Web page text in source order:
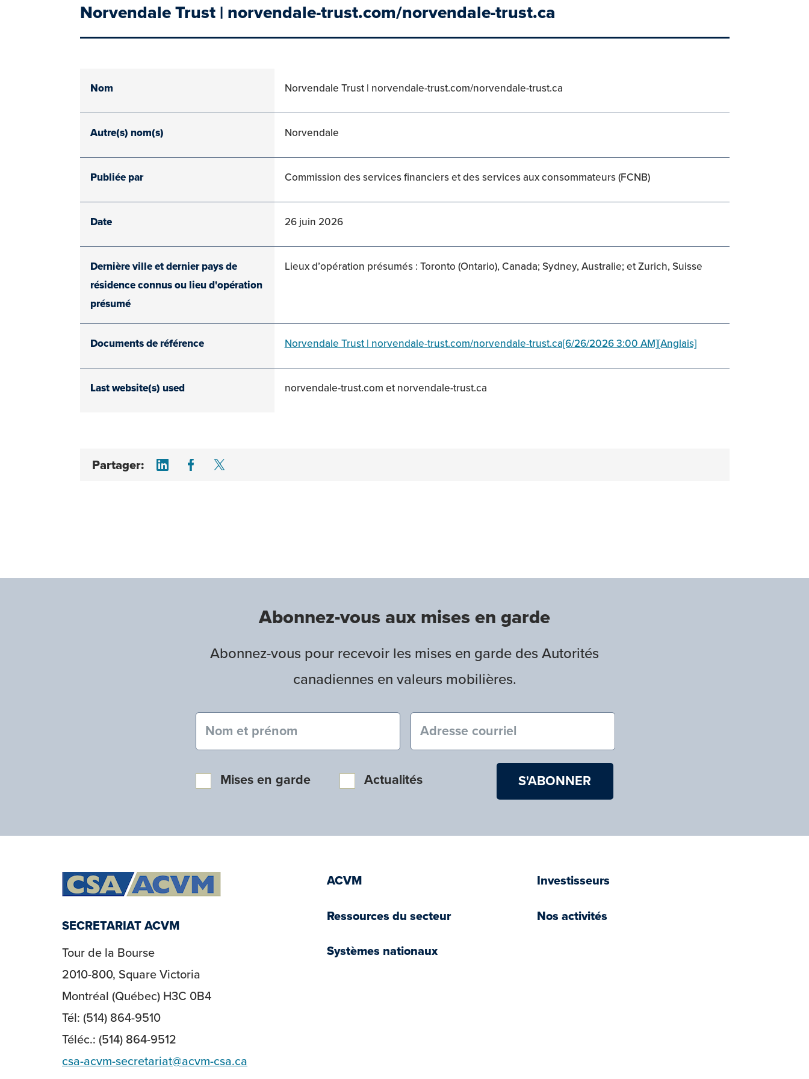
Norvendale Trust | norvendale-trust.com/norvendale-trust.ca
Nom Norvendale Trust | norvendale-trust.com/norvendale-trust.ca
Autre(s) nom(s) Norvendale
Publiée par Commission des services financiers et des services aux consommateurs (FCNB)
Date 26 juin 2026
Dernière ville et dernier pays de
résidence connus ou lieu d'opération
présumé
Lieux d’opération présumés : Toronto (Ontario), Canada; Sydney, Australie; et Zurich, Suisse
Documents de référence Norvendale Trust | norvendale-trust.com/norvendale-trust.ca[6/26/2026 3:00 AM][Anglais]
Last website(s) used norvendale-trust.com et norvendale-trust.ca
Partager: Share on LinkedIn
Share on Facebook
Abonnez-vous aux mises en garde
Abonnez-vous pour recevoir les mises en garde des Autorités
canadiennes en valeurs mobilières.
Nom et prénom (obligatoire) Courriel (obligatoire)
Mises en garde Actualités
SECRETARIAT ACVM
Tour de la Bourse
2010-800, Square Victoria
Montréal (Québec) H3C 0B4
Tél: (514) 864-9510
Téléc.: (514) 864-9512
csa-acvm-secretariat@acvm-csa.ca
ACVM Investisseurs
Ressources du secteur Nos activités
Systèmes nationaux